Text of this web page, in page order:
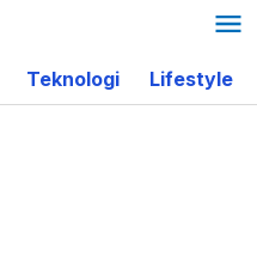
Teknologi Lifestyle